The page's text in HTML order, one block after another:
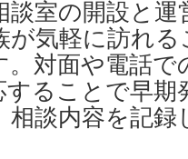
談室の開設と
が気軽に訪れ
。対面や電話
ることで早期
談内容を記録